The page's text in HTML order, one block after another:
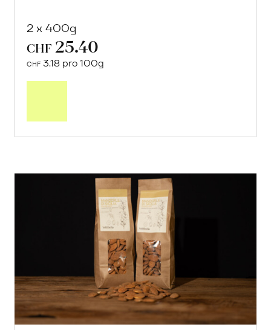
2 x 400g
CHF 25.40
CHF 3.18 pro 100g